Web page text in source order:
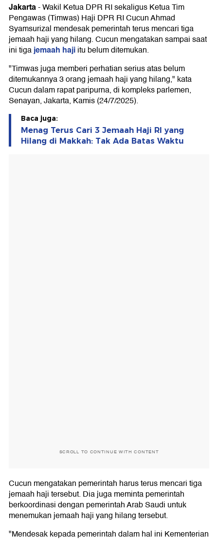
Jakarta-Wakil Ketua DPR RI sekaligus Ketua Tim
Pengawas (Timwas) Haji DPR RI Cucun Ahmad
Syamsurizal mendesak pemerintah terus mencari tiga
jemaah haji yang hilang. Cucun mengatakan sampai saat
ini tigajemaah hajiitu belum ditemukan.
"Timwas juga memberi perhatian serius atas belum
ditemukannya 3 orang jemaah haji yang hilang," kata
Cucun dalam rapat paripurna, di kompleks parlemen,
Senayan, Jakarta, Kamis (24/7/2025).
Baca juga:
Menag Terus Cari 3 Jemaah Haji RI yang
Hilang di Makkah: Tak Ada Batas Waktu
SCROLL TO CONTINUE WITH CONTENT
Cucun mengatakan pemerintah harus terus mencari tiga
jemaah haji tersebut. Dia juga meminta pemerintah
berkoordinasi dengan pemerintah Arab Saudi untuk
menemukan jemaah haji yang hilang tersebut.
"Mendesak kepada pemerintah dalam hal ini Kementerian